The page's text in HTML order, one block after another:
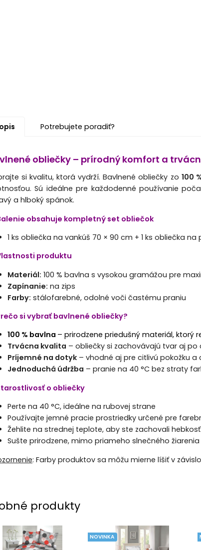
Potrebujete poradiť?
obliečky – prírodný komfort a
si kvalitu, ktorá vydrží. Bavlnené obliečky zo 100
Sú ideálne pre každodenné používanie
a hlboký spánok.
obsahuje kompletný set obliečok
1 ks obliečka na vankúš 70 × 90 cm + 1 ks obliečka
produktu
Materiál: 100 % bavlna s vysokou gramážou pre
Zapínanie: na zips
Farby: stálofarebné, odolné voči častému praniu
si vybrať bavlnené obliečky?
100 % bavlna – prirodzene priedušný materiál, ktorý
Trvácna kvalita – obliečky si zachovávajú tvar aj
Príjemné na dotyk– vhodné aj pre citlivú pokožku a
Jednoduchá údržba – pranie na 40 °C bez straty
o obliečky
Perte na 40 °C, ideálne na rubovej strane
Používajte jemné pracie prostriedky určené pre
Žehlite na strednej teplote, aby ste zachovali
Sušte prirodzene, mimo priameho slnečného žiarenia
: Farby produktov sa môžu mierne líšiť v
produkty
NOVINKA